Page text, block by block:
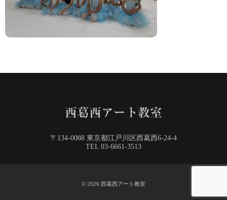
〒134-0088 東京都江戸川区西葛西6-24-4
TEL 03-6661-3513
© 2026 西葛西アート教室